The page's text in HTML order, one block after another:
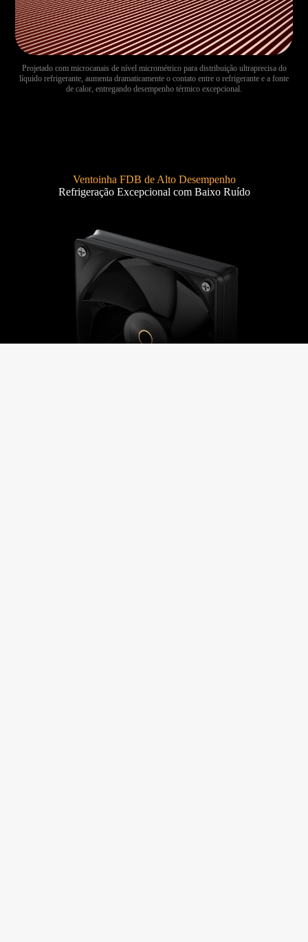
Projetado com microcanais de nível micrométrico para distribuição ultraprecisa do
líquido refrigerante, aumenta dramaticamente o contato entre o refrigerante e a fonte
de calor, entregando desempenho térmico excepcional.
Ventoinha FDB de Alto Desempenho
Refrigeração Excepcional com Baixo Ruído